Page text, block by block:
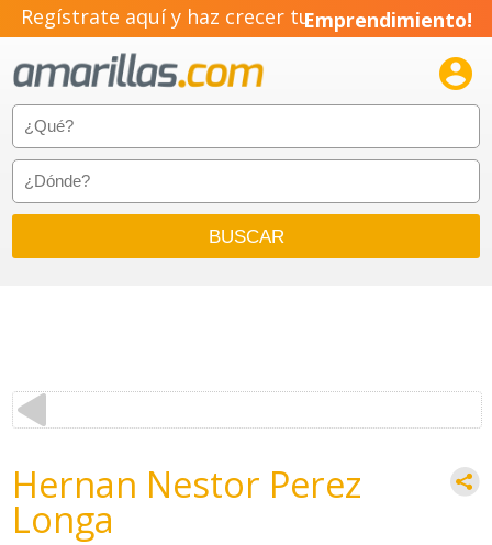
Regístrate aquí y haz crecer tuEmprendimiento!

Hernan Nestor Perez
Longa